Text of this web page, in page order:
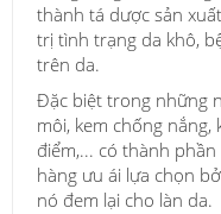
thành tá dược sản
trị tình trạng da khô,
trên da.
Đặc biệt trong những
môi, kem chống
điểm,... có thành
hàng ưu ái lựa chọn
nó đem lại cho làn da.